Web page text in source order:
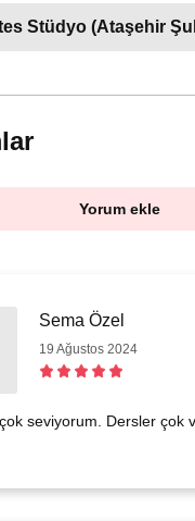
Stüdyo (Ataşehir
Yorum ekle
Sema Özel
19 Ağustos 2024
seviyorum. Dersler çok